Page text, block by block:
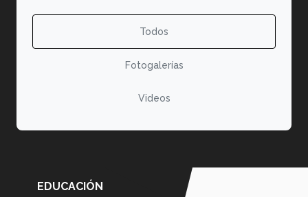
Todos
Fotogalerías
Videos
EDUCACIÓN